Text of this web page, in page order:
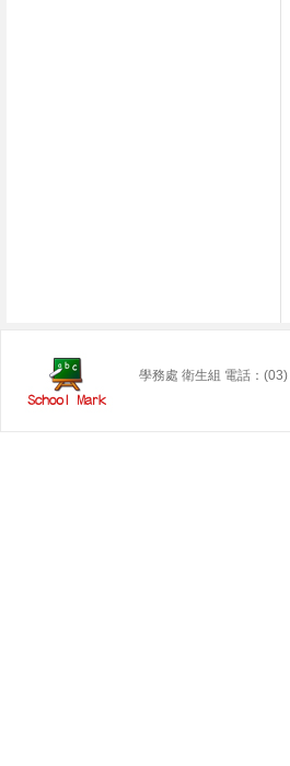
學務處 衛生組 電話：